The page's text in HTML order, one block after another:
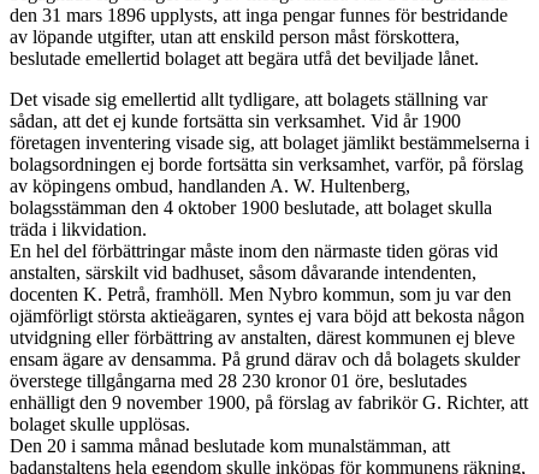
den 31 mars 1896 upplysts, att inga pengar funnes för bestridande
av löpande utgifter, utan att enskild person måst förskottera,
beslutade emellertid bolaget att begära utfå det beviljade lånet.
Det visade sig emellertid allt tydligare, att bolagets ställning var
sådan, att det ej kunde fortsätta sin verksamhet. Vid år 1900
företagen inventering visade sig, att bolaget jämlikt bestämmelserna i
bolagsordningen ej borde fortsätta sin verksamhet, varför, på förslag
av köpingens ombud, handlanden A. W. Hultenberg,
bolagsstämman den 4 oktober 1900 beslutade, att bolaget skulla
träda i likvidation.
En hel del förbättringar måste inom den närmaste tiden göras vid
anstalten, särskilt vid badhuset, såsom dåvarande intendenten,
docenten K. Petrå, framhöll. Men Nybro kommun, som ju var den
ojämförligt största aktieägaren, syntes ej vara böjd att bekosta någon
utvidgning eller förbättring av anstalten, därest kommunen ej bleve
ensam ägare av densamma. På grund därav och då bolagets skulder
överstege tillgångarna med 28 230 kronor 01 öre, beslutades
enhälligt den 9 november 1900, på förslag av fabrikör G. Richter, att
bolaget skulle upplösas.
Den 20 i samma månad beslutade kom munalstämman, att
badanstaltens hela egendom skulle inköpas för kommunens räkning,